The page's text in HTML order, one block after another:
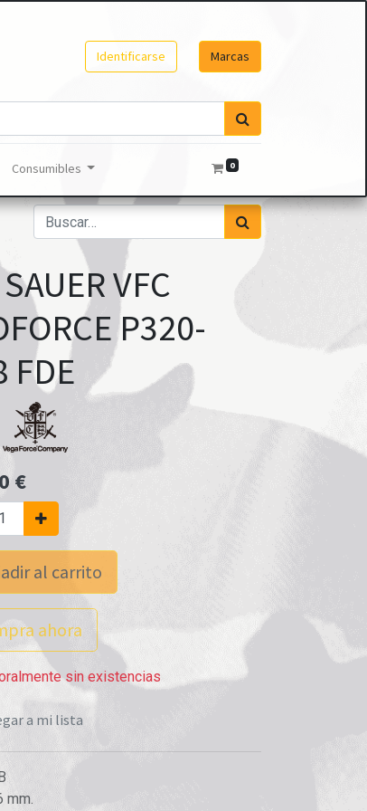
Identificarse Marcas
Consumibles 0
VFC
P320-
FDE
€
al carrito
ahora
sin existencias
a mi lista
mm.